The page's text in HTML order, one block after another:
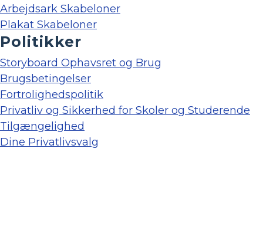
Arbejdsark Skabeloner
Plakat Skabeloner
Politikker
Storyboard Ophavsret og Brug
Brugsbetingelser
Fortrolighedspolitik
Privatliv og Sikkerhed for Skoler og Studerende
Tilgængelighed
Dine Privatlivsvalg